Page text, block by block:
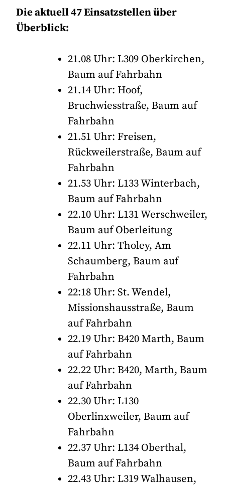
Die aktuell 47 Einsatzstellen über
Überblick:
21.08 Uhr: L309 Oberkirchen,
Baum auf Fahrbahn
21.14 Uhr: Hoof,
Bruchwiesstraße, Baum auf
Fahrbahn
21.51 Uhr: Freisen,
Rückweilerstraße, Baum auf
Fahrbahn
21.53 Uhr: L133 Winterbach,
Baum auf Fahrbahn
22.10 Uhr: L131 Werschweiler,
Baum auf Oberleitung
22.11 Uhr: Tholey, Am
Schaumberg, Baum auf
Fahrbahn
22:18 Uhr: St. Wendel,
Missionshausstraße, Baum
auf Fahrbahn
22.19 Uhr: B420 Marth, Baum
auf Fahrbahn
22.22 Uhr: B420, Marth, Baum
auf Fahrbahn
22.30 Uhr: L130
Oberlinxweiler, Baum auf
Fahrbahn
22.37 Uhr: L134 Oberthal,
Baum auf Fahrbahn
22.43 Uhr: L319 Walhausen,